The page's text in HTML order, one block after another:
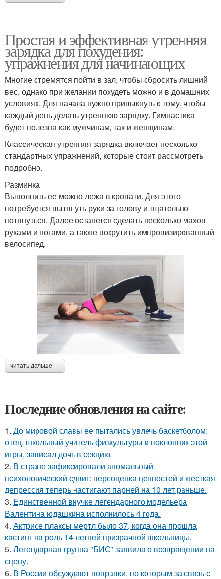
Простая и эффективная утренняя
зарядка для похудения:
упражнения для начинающих
Многие стремятся пойти в зал, чтобы сбросить лишний
вес, однако при желании похудеть можно и в домашних
условиях. Для начала нужно привыкнуть к тому, чтобы
каждый день делать утреннюю зарядку. Гимнастика
будет полезна как мужчинам, так и женщинам.
Классическая утренняя зарядка включает несколько
стандартных упражнений, которые стоит рассмотреть
подробно.
Разминка
Выполнить ее можно лежа в кровати. Для этого
потребуется вытянуть руки за голову и тщательно
потянуться. Далее останется сделать несколько махов
руками и ногами, а также покрутить импровизированный
велосипед.
читать дальше →
Последние обновления на сайте:
1. До мировой славы ее пытались увлечь баскетболом:
отец, школьный учитель физкультуры и поклонник этой
игры, записал дочь в секцию.
2. В стране зафиксировали аномальный
психологический сдвиг: переоценка ценностей и жесткая
депрессия теперь настигают парней на 10 лет раньше.
3. Единственной внучке легендарного модельера
Валентина юдашкина исполнилось 4 года.
4. Актрисе плаксы мертл было 37, когда она прошла
кастинг на роль 14-летней призрачной школьницы.
5. Легендарная группа "БИС" заявила о возвращении на
сцену.
6. В России обсуждают поправки, по которым за связь с